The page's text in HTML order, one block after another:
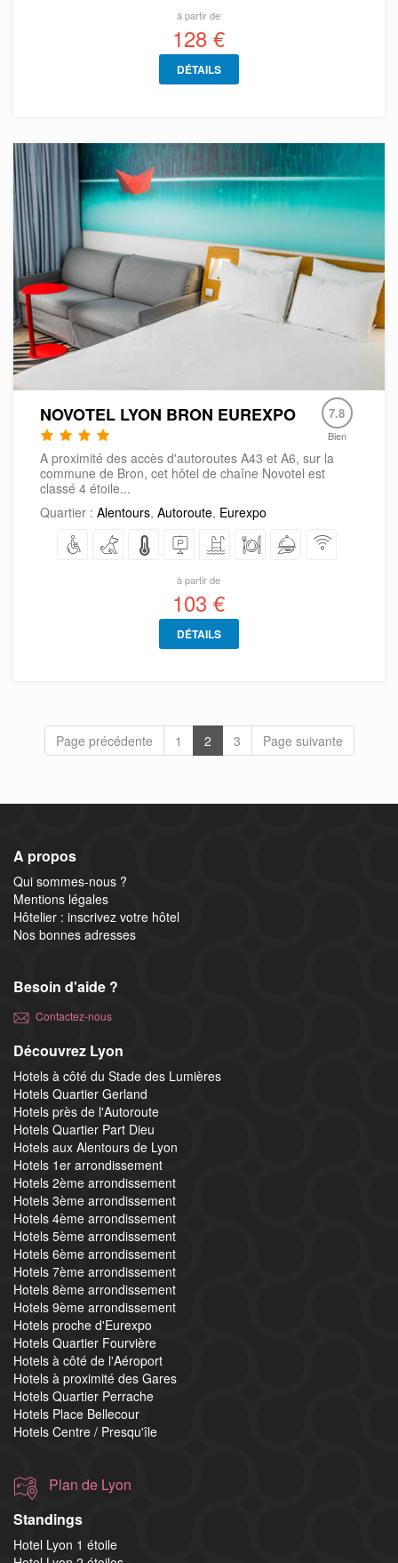
à partir de
128 €
DÉTAILS
NOVOTEL LYON BRON EUREXPO 7.8
Bien
A proximité des accès d'autoroutes A43 et A6, sur la
commune de Bron, cet hôtel de chaîne Novotel est
classé 4 étoile...
Quartier : Alentours, Autoroute, Eurexpo
à partir de
103 €
DÉTAILS
Page précédente 1 2 3 Page suivante
A propos
Qui sommes-nous ?
Mentions légales
Hôtelier : inscrivez votre hôtel
Nos bonnes adresses
Besoin d'aide ?
Contactez-nous
Découvrez Lyon
Hotels à côté du Stade des Lumières
Hotels Quartier Gerland
Hotels près de l'Autoroute
Hotels Quartier Part Dieu
Hotels aux Alentours de Lyon
Hotels 1er arrondissement
Hotels 2ème arrondissement
Hotels 3ème arrondissement
Hotels 4ème arrondissement
Hotels 5ème arrondissement
Hotels 6ème arrondissement
Hotels 7ème arrondissement
Hotels 8ème arrondissement
Hotels 9ème arrondissement
Hotels proche d'Eurexpo
Hotels Quartier Fourvière
Hotels à côté de l'Aéroport
Hotels à proximité des Gares
Hotels Quartier Perrache
Hotels Place Bellecour
Hotels Centre / Presqu'île
Plan de Lyon
Standings
Hotel Lyon 1 étoile